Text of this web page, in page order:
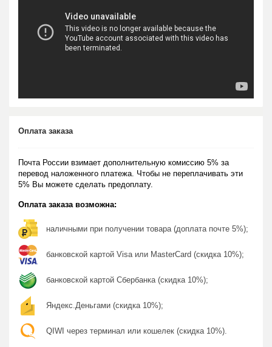
Оплата заказа
Почта России взимает дополнительную комиссию 5% за
перевод наложенного платежа. Чтобы не переплачивать эти
5% Вы можете сделать предоплату.
Оплата заказа возможна:
наличными при получении товара (доплата почте 5%);
банковской картой Visa или MasterCard (скидка 10%);
банковской картой Сбербанка (скидка 10%);
Яндекс.Деньгами (скидка 10%);
QIWI через терминал или кошелек (скидка 10%).